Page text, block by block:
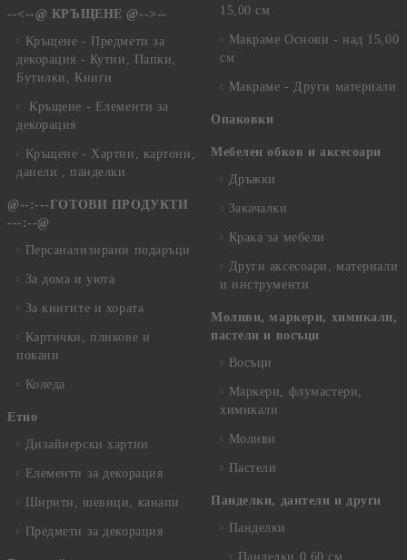
--<--@ КРЪЩЕНЕ @-->--
Кръщене - Предмети за
декорация - Кутии, Папки,
Бутилки, Книги
Кръщене - Елементи за
декорация
Кръщене - Хартии, картони,
данели , панделки
@--:---ГОТОВИ ПРОДУКТИ
---:--@
Персанализирани подаръци
За дома и уюта
За книгите и хората
Картички, пликове и
покани
Коледа
Етно
Дизайнерски хартии
Елементи за декорация
Ширити, шевици, канапи
Предмети за декорация
15,00 см
Макраме Основи - над 15,00
см
Макраме - Други материали
Опаковки
Мебелен обков и аксесоари
Дръжки
Закачалки
Крака за мебели
Други аксесоари, материали
и инструменти
Моливи, маркери, химикали,
пастели и восъци
Восъци
Маркери, флумастери,
химикали
Моливи
Пастели
Панделки, дантели и други
Панделки
Панделки 0,60 см